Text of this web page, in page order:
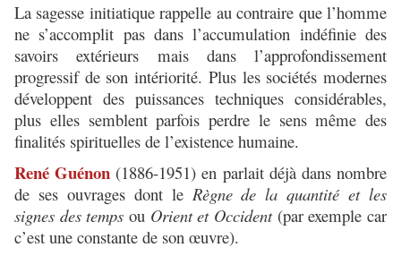
La sagesse initiatique rappelle au contraire que l’homme
ne s’accomplit pas dans l’accumulation indéfinie des
savoirs extérieurs mais dans l’approfondissement
progressif de son intériorité. Plus les sociétés modernes
développent des puissances techniques considérables,
plus elles semblent parfois perdre le sens même des
finalités spirituelles de l’existence humaine.
René Guénon (1886-1951) en parlait déjà dans nombre
de ses ouvrages dont le Règne de la quantité et les
signes des temps ou Orient et Occident(par exemple car
c’est une constante de son œuvre).